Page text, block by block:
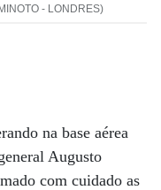
- LONDRES)
na base aérea
Augusto
com cuidado as